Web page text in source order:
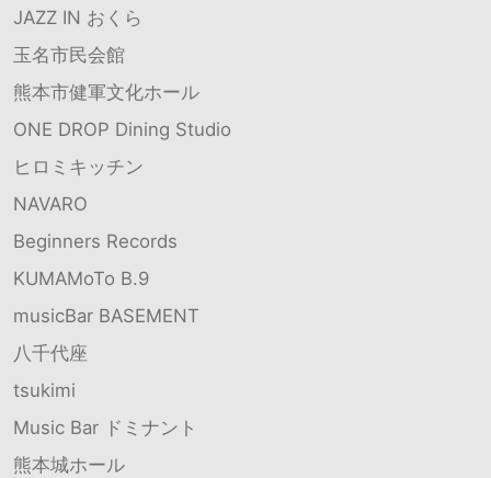
JAZZ IN おくら
玉名市民会館
熊本市健軍文化ホール
ONE DROP Dining Studio
ヒロミキッチン
NAVARO
Beginners Records
KUMAMoTo B.9
musicBar BASEMENT
八千代座
tsukimi
Music Bar ドミナント
熊本城ホール